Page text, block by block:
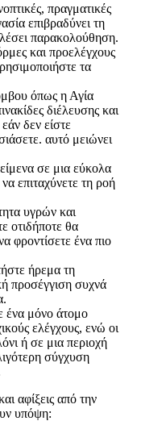
πραγματικές
επιβραδύνει τη
παρακολούθηση.
και προελέγχους
τα
όπως η Αγία
διέλευσης και
δεν είστε
αυτό μειώνει
σε μια εύκολα
επιταχύνετε τη ροή
υγρών και
οτιδήποτε θα
φροντίσετε ένα πιο
ήρεμα τη
προσέγγιση συχνά
ένα μόνο άτομο
ελέγχους, ενώ οι
ή σε μια περιοχή
σύγχυση
αφίξεις από την
υπόψη: